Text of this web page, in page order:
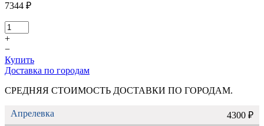
7344 ₽
+
−
Купить
Доставка по городам
СРЕДНЯЯ СТОИМОСТЬ ДОСТАВКИ ПО ГОРОДАМ.
Апрелевка
4300 ₽